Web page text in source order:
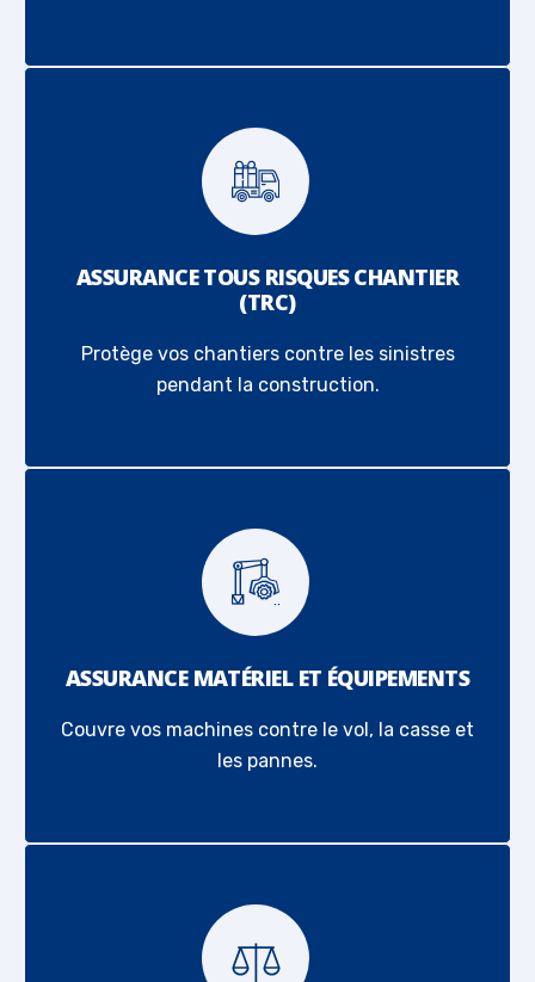
ASSURANCE TOUS RISQUES CHANTIER
(TRC)
Protège vos chantiers contre les sinistres
pendant la construction.
ASSURANCE MATÉRIEL ET ÉQUIPEMENTS
Couvre vos machines contre le vol, la casse et
les pannes.